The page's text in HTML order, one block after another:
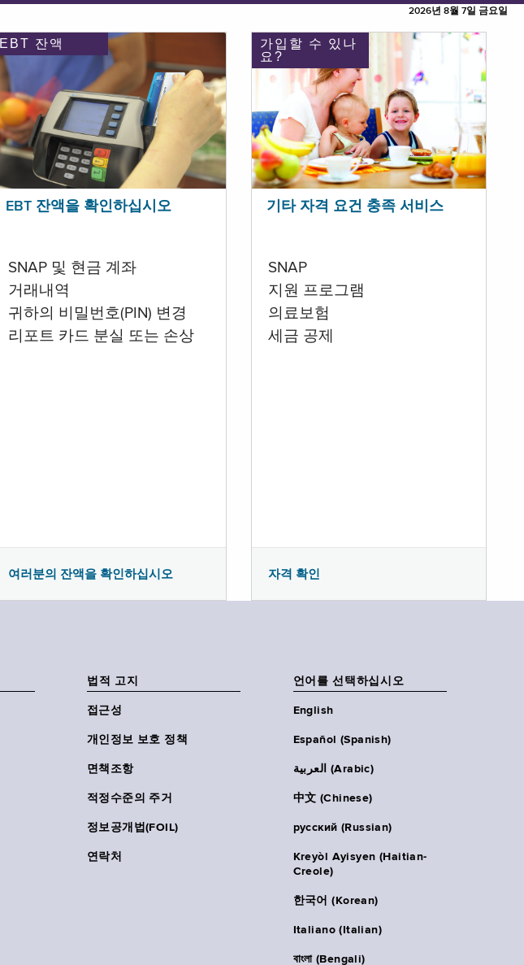
2026년 8월 7일 금요일
EBT 잔액
EBT 잔액을 확인하십시오
SNAP 및 현금 계좌
거래내역
귀하의 비밀번호(PIN) 변경
리포트 카드 분실 또는 손상
여러분의 잔액을 확인하십시오
가입할 수 있나
요?
기타 자격 요건 충족 서비스
SNAP
지원 프로그램
의료보험
세금 공제
자격 확인
법적 고지
접근성
개인정보 보호 정책
면책조항
적정수준의 주거
정보공개법(FOIL)
연락처
언어를 선택하십시오
English
Español (Spanish)
العربية (Arabic)
中文 (Chinese)
русский (Russian)
Kreyòl Ayisyen (Haitian-
Creole)
한국어 (Korean)
Italiano (Italian)
বাংলা (Bengali)